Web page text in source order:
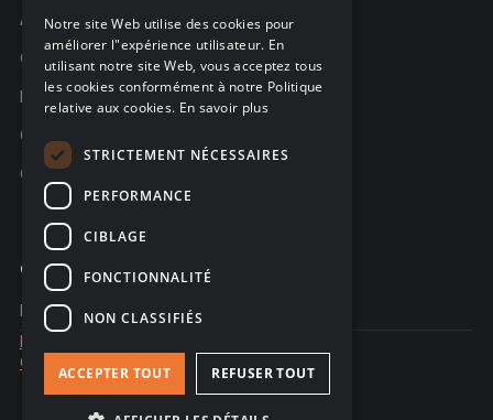
À propos C-Risk
Carrière
Partenaires
C-Risk dans la presse
C-Trust
Contacter
Nous contacter
© 2026 - site web créé par Sales Odyssey
Mentions Légales
Confidentialité des données
Notre site Web utilise des cookies pour
améliorer l"expérience utilisateur. En
utilisant notre site Web, vous acceptez tous
les cookies conformément à notre Politique
relative aux cookies. En savoir plus
STRICTEMENT NÉCESSAIRES
PERFORMANCE
CIBLAGE
FONCTIONNALITÉ
NON CLASSIFIÉS
ACCEPTER TOUT REFUSER TOUT